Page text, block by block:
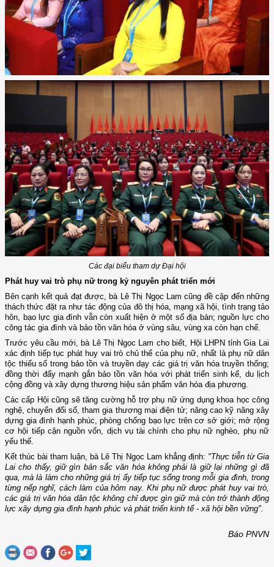
Các đại biểu tham dự Đại hội
Phát huy vai trò phụ nữ trong kỷ nguyên phát triển mới
Bên cạnh kết quả đạt được, bà Lê Thị Ngọc Lam cũng đề cập đến những
thách thức đặt ra như tác động của đô thị hóa, mạng xã hội, tình trạng tảo
hôn, bạo lực gia đình vẫn còn xuất hiện ở một số địa bàn; nguồn lực cho
công tác gia đình và bảo tồn văn hóa ở vùng sâu, vùng xa còn hạn chế.
Trước yêu cầu mới, bà Lê Thị Ngọc Lam cho biết, Hội LHPN tỉnh Gia Lai
xác định tiếp tục phát huy vai trò chủ thể của phụ nữ, nhất là phụ nữ dân
tộc thiểu số trong bảo tồn và truyền dạy các giá trị văn hóa truyền thống;
đồng thời đẩy mạnh gắn bảo tồn văn hóa với phát triển sinh kế, du lịch
cộng đồng và xây dựng thương hiệu sản phẩm văn hóa địa phương.
Các cấp Hội cũng sẽ tăng cường hỗ trợ phụ nữ ứng dụng khoa học công
nghệ, chuyển đổi số, tham gia thương mại điện tử; nâng cao kỹ năng xây
dựng gia đình hạnh phúc, phòng chống bạo lực trên cơ sở giới; mở rộng
cơ hội tiếp cận nguồn vốn, dịch vụ tài chính cho phụ nữ nghèo, phụ nữ
yếu thế.
Kết thúc bài tham luận, bà Lê Thị Ngọc Lam khẳng định: "Thực tiễn từ Gia
Lai cho thấy, giữ gìn bản sắc văn hóa không phải là giữ lại những gì đã
qua, mà là làm cho những giá trị ấy tiếp tục sống trong mỗi gia đình, trong
từng nếp nghĩ, cách làm của hôm nay. Khi phụ nữ được phát huy vai trò,
các giá trị văn hóa dân tộc không chỉ được gìn giữ mà còn trở thành động
lực xây dựng gia đình hạnh phúc và phát triển kinh tế - xã hội bền vững".
Báo PNVN